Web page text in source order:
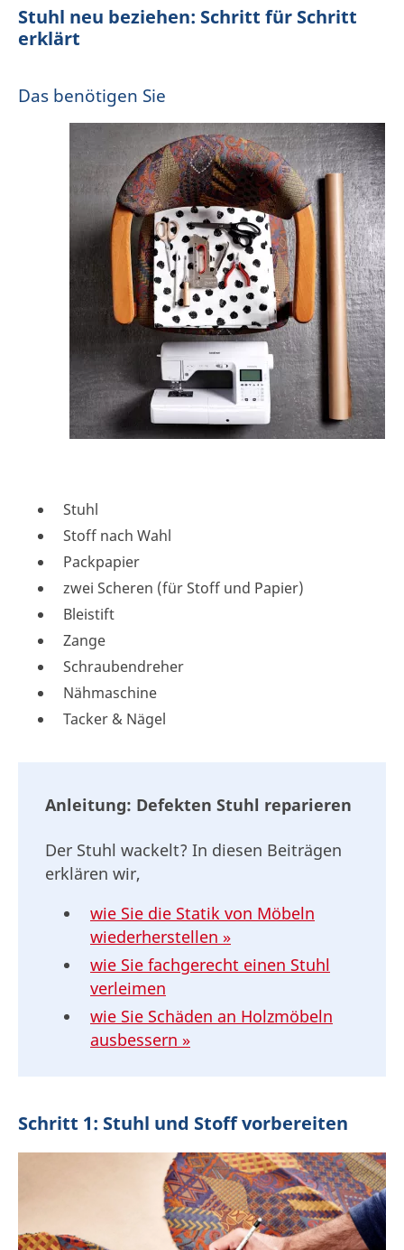
Stuhl neu beziehen: Schritt für Schritt
erklärt
Das benötigen Sie
Stuhl
Stoff nach Wahl
Packpapier
zwei Scheren (für Stoff und Papier)
Bleistift
Zange
Schraubendreher
Nähmaschine
Tacker & Nägel
Anleitung: Defekten Stuhl reparieren
Der Stuhl wackelt? In diesen Beiträgen
erklären wir,
wie Sie die Statik von Möbeln
wiederherstellen »
wie Sie fachgerecht einen Stuhl
verleimen
wie Sie Schäden an Holzmöbeln
ausbessern »
Schritt 1: Stuhl und Stoff vorbereiten